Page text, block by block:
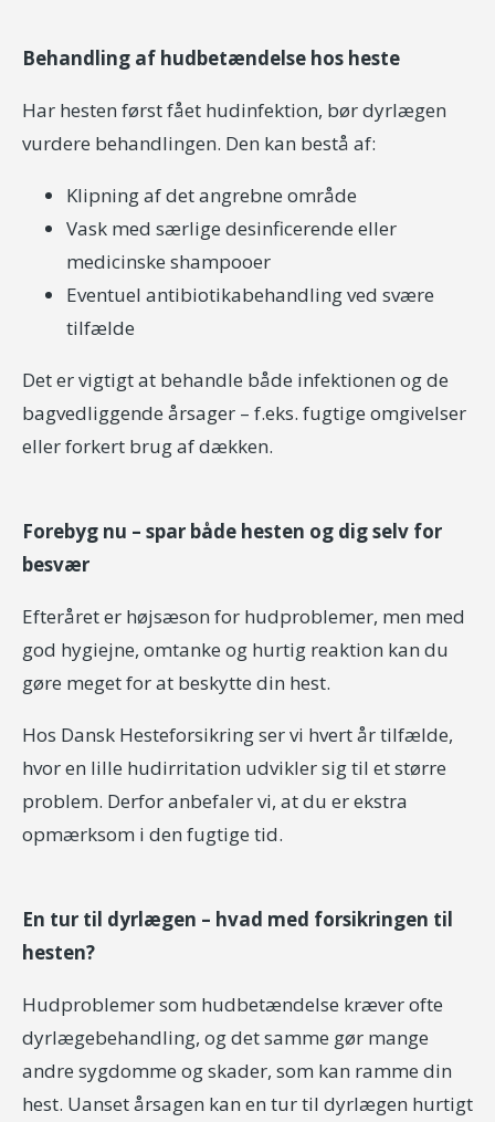
Behandling af hudbetændelse hos heste
Har hesten først fået hudinfektion, bør dyrlægen
vurdere behandlingen. Den kan bestå af:
Klipning af det angrebne område
Vask med særlige desinficerende eller
medicinske shampooer
Eventuel antibiotikabehandling ved svære
tilfælde
Det er vigtigt at behandle både infektionen og de
bagvedliggende årsager – f.eks. fugtige omgivelser
eller forkert brug af dækken.
Forebyg nu – spar både hesten og dig selv for
besvær
Efteråret er højsæson for hudproblemer, men med
god hygiejne, omtanke og hurtig reaktion kan du
gøre meget for at beskytte din hest.
Hos Dansk Hesteforsikring ser vi hvert år tilfælde,
hvor en lille hudirritation udvikler sig til et større
problem. Derfor anbefaler vi, at du er ekstra
opmærksom i den fugtige tid.
En tur til dyrlægen – hvad med forsikringen til
hesten?
Hudproblemer som hudbetændelse kræver ofte
dyrlægebehandling, og det samme gør mange
andre sygdomme og skader, som kan ramme din
hest. Uanset årsagen kan en tur til dyrlægen hurtigt